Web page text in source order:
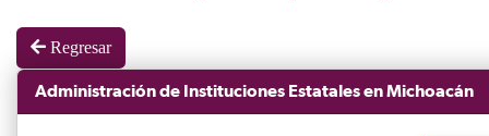
Regresar
Administración de Instituciones Estatales en Michoacán